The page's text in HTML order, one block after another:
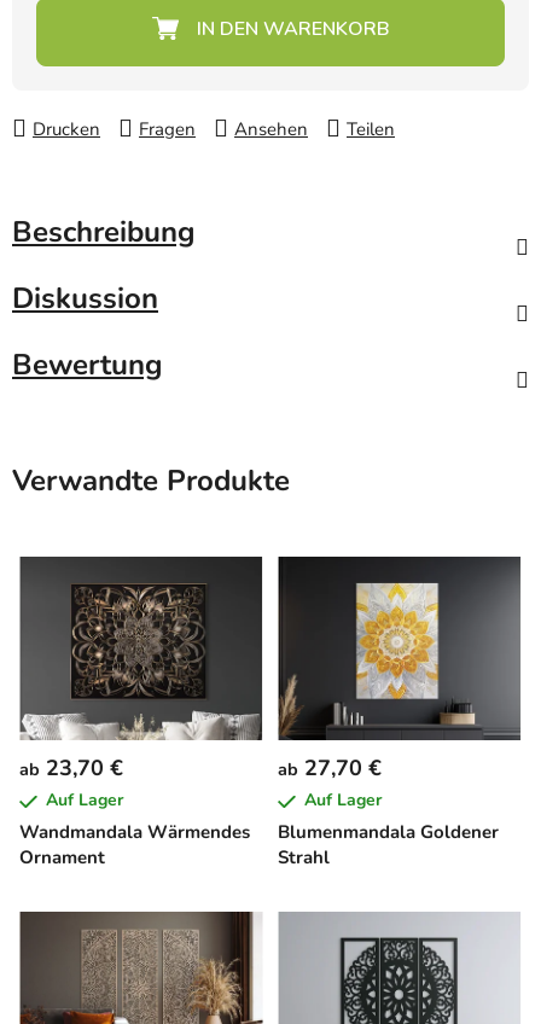
Drucken Fragen Ansehen Teilen
Beschreibung
Diskussion
Bewertung
Verwandte Produkte
Wandmandala Wärmendes
Ornament
ab 23,70 €
Auf Lager
Blumenmandala Goldener
Strahl
ab 27,70 €
Auf Lager